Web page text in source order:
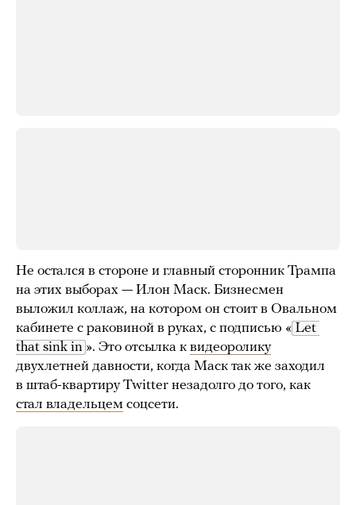
Не остался в стороне и главный сторонник Трампа
на этих выборах — Илон Маск. Бизнесмен
выложил коллаж, на котором он стоит в Овальном
кабинете с раковиной в руках, с подписью « Let
that sink in ». Это отсылка к видеоролику
двухлетней давности, когда Маск так же заходил
в штаб-квартиру Twitter незадолго до того, как
стал владельцем соцсети.